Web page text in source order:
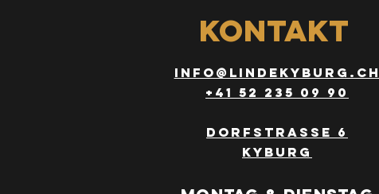
Kontakt
info@lindekyburg.ch
+41 52 235 09 90
Dorfstrasse 6
Kyburg